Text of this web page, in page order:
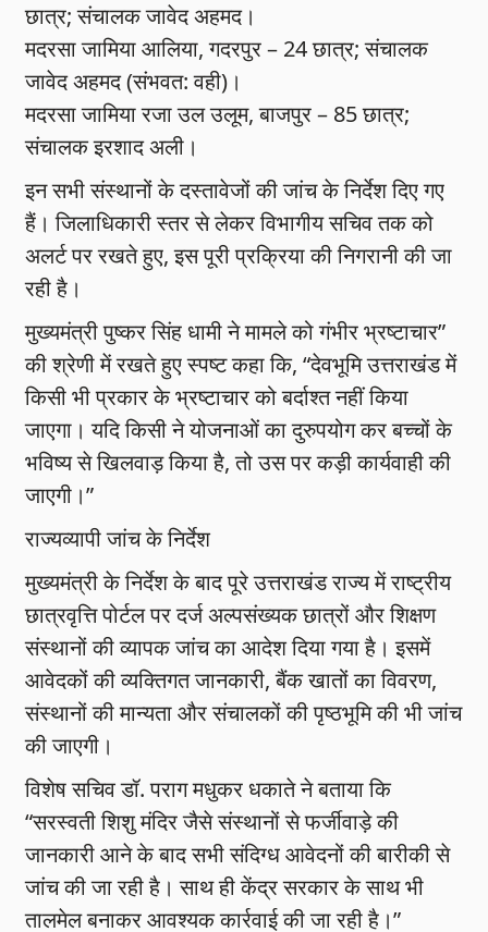
छात्र; संचालक जावेद अहमद।
मदरसा जामिया आलिया, गदरपुर – 24 छात्र; संचालक
जावेद अहमद (संभवत: वही)।
मदरसा जामिया रजा उल उलूम, बाजपुर – 85 छात्र;
संचालक इरशाद अली।
इन सभी संस्थानों के दस्तावेजों की जांच के निर्देश दिए गए
हैं। जिलाधिकारी स्तर से लेकर विभागीय सचिव तक को
अलर्ट पर रखते हुए, इस पूरी प्रक्रिया की निगरानी की जा
रही है।
मुख्यमंत्री पुष्कर सिंह धामी ने मामले को गंभीर भ्रष्टाचार”
की श्रेणी में रखते हुए स्पष्ट कहा कि, “देवभूमि उत्तराखंड में
किसी भी प्रकार के भ्रष्टाचार को बर्दाश्त नहीं किया
जाएगा। यदि किसी ने योजनाओं का दुरुपयोग कर बच्चों के
भविष्य से खिलवाड़ किया है, तो उस पर कड़ी कार्यवाही की
जाएगी।”
राज्यव्यापी जांच के निर्देश
मुख्यमंत्री के निर्देश के बाद पूरे उत्तराखंड राज्य में राष्ट्रीय
छात्रवृत्ति पोर्टल पर दर्ज अल्पसंख्यक छात्रों और शिक्षण
संस्थानों की व्यापक जांच का आदेश दिया गया है। इसमें
आवेदकों की व्यक्तिगत जानकारी, बैंक खातों का विवरण,
संस्थानों की मान्यता और संचालकों की पृष्ठभूमि की भी जांच
की जाएगी।
विशेष सचिव डॉ. पराग मधुकर धकाते ने बताया कि
“सरस्वती शिशु मंदिर जैसे संस्थानों से फर्जीवाड़े की
जानकारी आने के बाद सभी संदिग्ध आवेदनों की बारीकी से
जांच की जा रही है। साथ ही केंद्र सरकार के साथ भी
तालमेल बनाकर आवश्यक कार्रवाई की जा रही है।”